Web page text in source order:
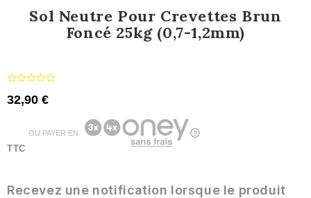
Sol Neutre Pour Crevettes Brun
Foncé 25kg (0,7-1,2mm)
32,90 €
TTC
OU PAYER EN
Recevez une notification lorsque le produit